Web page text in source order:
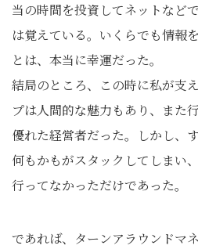
当の時間を投資してネットなど
は覚えている。いくらでも情報
とは、本当に幸運だった。
結局のところ、この時に私が支
プは人間的な魅力もあり、また
優れた経営者だった。しかし、
何もかもがスタックしてしまい
行ってなかっただけであった。
であれば、ターンアラウンドマ